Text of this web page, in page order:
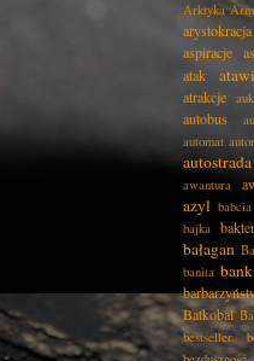
Arktyka
arystokracja
aspiracje
atak
atrakcje
autobus
automat
autostrada
awantura
azyl babcia
bajka
bałagan
banita bank
Batkobal
bestseller